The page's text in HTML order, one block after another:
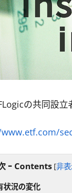
の共同設
ｰ Contents [非
状況の変化